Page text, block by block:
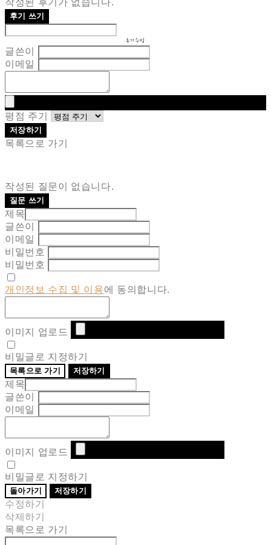
후기 쓰기
후기 수정
글쓴이
이메일
평점 주기
저장하기
목록으로 가기
작성된 질문이 없습니다.
질문 쓰기
제목
글쓴이
이메일
비밀번호
비밀번호
개인정보 수집 및 이용에 동의합니다.
이미지 업로드
비밀글로 지정하기
목록으로 가기 저장하기
제목
글쓴이
이메일
이미지 업로드
비밀글로 지정하기
돌아가기 저장하기
수정하기
삭제하기
목록으로 가기